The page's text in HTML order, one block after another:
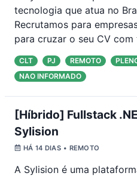
tecnologia que atua no
Recrutamos para
para cruzar o seu CV
CLT PJ REMOTO
NAO INFORMADO
[Híbrido] Fullstack
Sylision
HÁ 14 DIAS • REMOTO
A Sylision é uma